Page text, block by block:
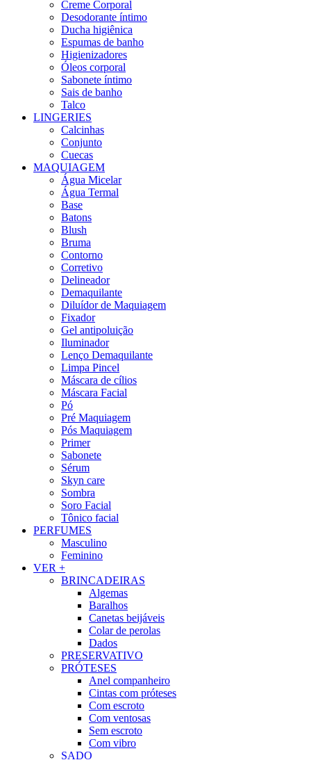
Creme Corporal
Desodorante íntimo
Ducha higiênica
Espumas de banho
Higienizadores
Óleos corporal
Sabonete íntimo
Sais de banho
Talco
LINGERIES
Calcinhas
Conjunto
Cuecas
MAQUIAGEM
Água Micelar
Água Termal
Base
Batons
Blush
Bruma
Contorno
Corretivo
Delineador
Demaquilante
Diluídor de Maquiagem
Fixador
Gel antipoluição
Iluminador
Lenço Demaquilante
Limpa Pincel
Máscara de cílios
Máscara Facial
Pó
Pré Maquiagem
Pós Maquiagem
Primer
Sabonete
Sérum
Skyn care
Sombra
Soro Facial
Tônico facial
PERFUMES
Masculino
Feminino
VER +
BRINCADEIRAS
Algemas
Baralhos
Canetas beijáveis
Colar de perolas
Dados
PRESERVATIVO
PRÓTESES
Anel companheiro
Cintas com próteses
Com escroto
Com ventosas
Sem escroto
Com vibro
SADO